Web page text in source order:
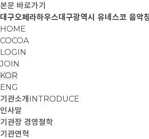
본문 바로가기
대구오페라하우스대구광역시 유네스코 음악
HOME
COCOA
LOGIN
JOIN
KOR
ENG
기관소개 INTRODUCE
인사말
기관장 경영철학
기관연혁